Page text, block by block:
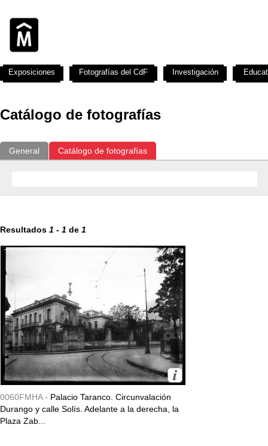
Catálogo de fotografías
General Catálogo de fotografías
Resultados 1 - 1 de 1
0060FMHA - Palacio Taranco. Circunvalación
Durango y calle Solís. Adelante a la derecha, la
Plaza Zab...
Exposiciones Fotografías del CdF Investigación